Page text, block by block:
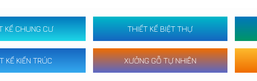
KẾ CHUNG CƯ THIẾT KẾ BIỆT THỰ
KẾ KIẾN TRÚC XƯỞNG GỖ TỰ NHIÊN